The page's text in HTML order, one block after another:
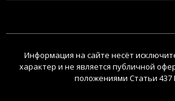
Информация на сайте несёт
характер и не является публичной
положениями Статьи 437